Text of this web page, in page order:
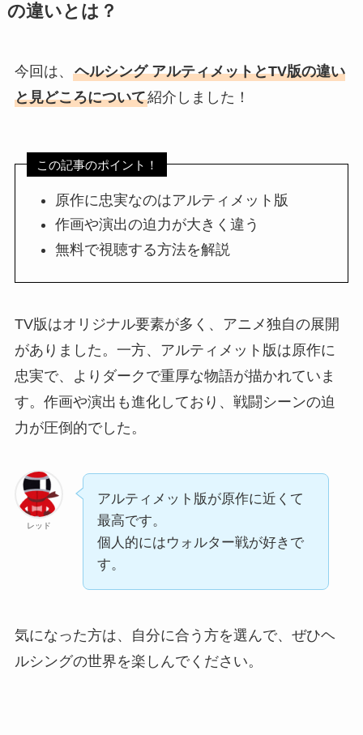
の違いとは？
今回は、 ヘルシング アルティメットとTV版の違い
と見どころについて紹介しました！
この記事のポイント！
原作に忠実なのはアルティメット版
作画や演出の迫力が大きく違う
無料で視聴する方法を解説
TV版はオリジナル要素が多く、アニメ独自の展開
がありました。一方、アルティメット版は原作に
忠実で、よりダークで重厚な物語が描かれていま
す。作画や演出も進化しており、戦闘シーンの迫
力が圧倒的でした。
レッド
アルティメット版が原作に近くて
最高です。
個人的にはウォルター戦が好きで
す。
気になった方は、自分に合う方を選んで、ぜひヘ
ルシングの世界を楽しんでください。